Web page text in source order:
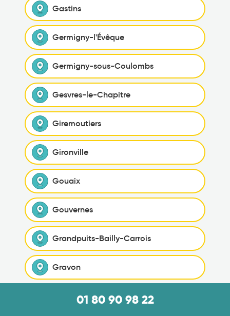
Gastins
Germigny-l'Évêque
Germigny-sous-Coulombs
Gesvres-le-Chapitre
Giremoutiers
Gironville
Gouaix
Gouvernes
Grandpuits-Bailly-Carrois
Gravon
Gressy01 80 90 98 22